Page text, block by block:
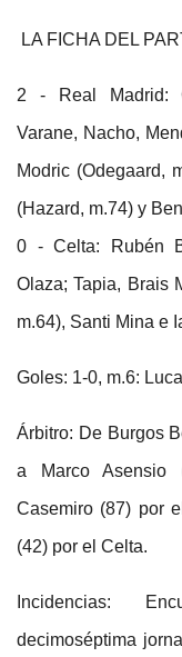
LA FICHA DEL
2 - Real Madrid:
Varane, Nacho,
Modric (Odegaard,
(Hazard, m.74) y
0 - Celta: Rubén
Olaza; Tapia, Brais
m.64), Santi Mina e
Goles: 1-0, m.6:
Árbitro: De Burgos
a Marco Asensio
Casemiro (87) por
(42) por el Celta.
Incidencias:
decimoséptima